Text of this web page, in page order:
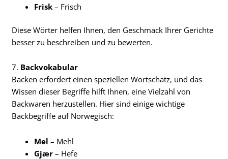
Frisk – Frisch
Diese Wörter helfen Ihnen, den Geschmack Ihrer Gerichte
besser zu beschreiben und zu bewerten.
7. Backvokabular
Backen erfordert einen speziellen Wortschatz, und das
Wissen dieser Begriffe hilft Ihnen, eine Vielzahl von
Backwaren herzustellen. Hier sind einige wichtige
Backbegriffe auf Norwegisch:
Mel – Mehl
Gjær – Hefe